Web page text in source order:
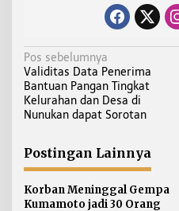
N
a
v
i
a
s
i
Pos sebelumnya
Validitas Data Penerima
Bantuan Pangan Tingkat
Kelurahan dan Desa di
Nunukan dapat Sorotan
Postingan Lainnya
Korban Meninggal Gempa
Kumamoto jadi 30 Orang